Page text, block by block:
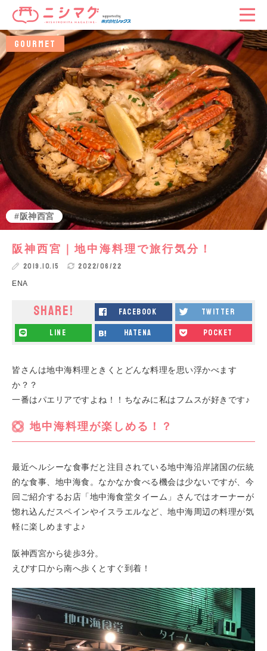
グルメ
阪神西宮
GOURMET
阪神西宮｜地中海料理で旅行気分！
2019.10.15 2022/06/22
ENA
SHARE! facebook twitter
line hatena pocket
皆さんは地中海料理ときくとどんな料理を思い浮かべます
か？？
一番はパエリアですよね！！ちなみに私はフムスが好きです♪
地中海料理が楽しめる！？
最近ヘルシーな食事だと注目されている地中海沿岸諸国の伝統
的な食事、地中海食。なかなか食べる機会は少ないですが、今
回ご紹介するお店「地中海食堂タイーム」さんではオーナーが
惚れ込んだスペインやイスラエルなど、地中海周辺の料理が気
軽に楽しめますよ♪
阪神西宮から徒歩3分。
えびす口から南へ歩くとすぐ到着！